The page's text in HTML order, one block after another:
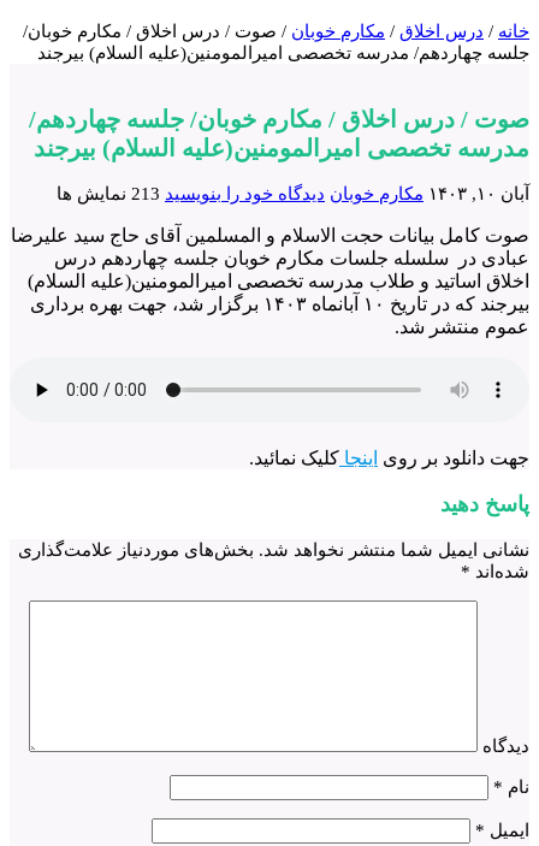
خانه / درس اخلاق / مکارم خوبان / صوت / درس اخلاق / مکارم خوبان/
جلسه چهاردهم/ مدرسه تخصصی امیرالمومنین(علیه السلام) بیرجند
صوت / درس اخلاق / مکارم خوبان/ جلسه چهاردهم/
مدرسه تخصصی امیرالمومنین(علیه السلام) بیرجند
آبان ۱۰, ۱۴۰۳ مکارم خوبان دیدگاه خود را بنویسید 213 نمایش ها
صوت کامل بیانات حجت الاسلام و المسلمین آقای حاج سید علیرضا
عبادی در سلسله جلسات مکارم خوبان جلسه چهاردهم درس
اخلاق اساتید و طلاب مدرسه تخصصی امیرالمومنین(علیه السلام)
بیرجند که در تاریخ ۱۰ آبانماه ۱۴۰۳ برگزار شد، جهت بهره برداری
عموم منتشر شد.
جهت دانلود بر روی اینجا کلیک نمائید.
پاسخ دهید
نشانی ایمیل شما منتشر نخواهد شد. بخش‌های موردنیاز علامت‌گذاری
شده‌اند *
دیدگاه
نام *
ایمیل *